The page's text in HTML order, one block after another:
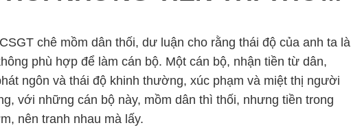
chê mồm dân thối, dư luận cho rằng thái độ của anh ta là
phù hợp để làm cán bộ. Một cán bộ, nhận tiền từ dân,
ngôn và thái độ khinh thường, xúc phạm và miệt thị người
với những cán bộ này, mồm dân thì thối, nhưng tiền trong
nên tranh nhau mà lấy.